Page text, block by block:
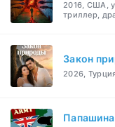
2016, США,
триллер,
Закон
2026,